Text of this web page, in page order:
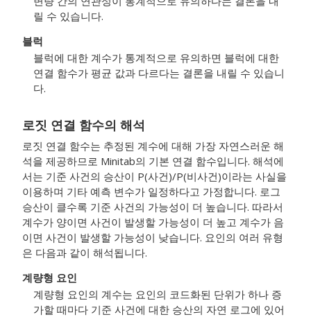
릴 수 있습니다.
블럭
블럭에 대한 계수가 통계적으로 유의하면 블럭에 대한
연결 함수가 평균 값과 다르다는 결론을 내릴 수 있습니
다.
로짓 연결 함수의 해석
로짓 연결 함수는 추정된 계수에 대해 가장 자연스러운 해
석을 제공하므로 Minitab의 기본 연결 함수입니다. 해석에
서는 기준 사건의 승산이 P(사건)/P(비사건)이라는 사실을
이용하며 기타 예측 변수가 일정하다고 가정합니다. 로그
승산이 클수록 기준 사건의 가능성이 더 높습니다. 따라서
계수가 양이면 사건이 발생할 가능성이 더 높고 계수가 음
이면 사건이 발생할 가능성이 낮습니다. 요인의 여러 유형
은 다음과 같이 해석됩니다.
계량형 요인
계량형 요인의 계수는 요인의 코드화된 단위가 하나 증
가할 때마다 기준 사건에 대한 승산의 자연 로그에 있어